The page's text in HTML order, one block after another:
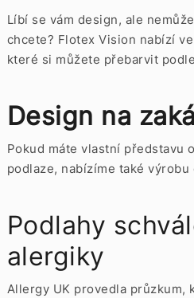
Líbí se vám design, ale
chcete? Flotex Vision nabízí
které si můžete přebarvit
Design na
Pokud máte vlastní představu
podlaze, nabízíme také výrobu
Podlahy
alergiky
Allergy UK provedla průzkum,